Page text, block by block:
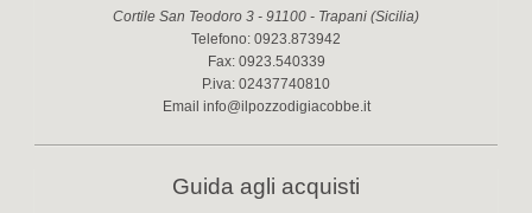
Cortile San Teodoro 3 - 91100 - Trapani (Sicilia)
Telefono: 0923.873942
Fax: 0923.540339
P.iva: 02437740810
Email info@ilpozzodigiacobbe.it
Guida agli acquisti